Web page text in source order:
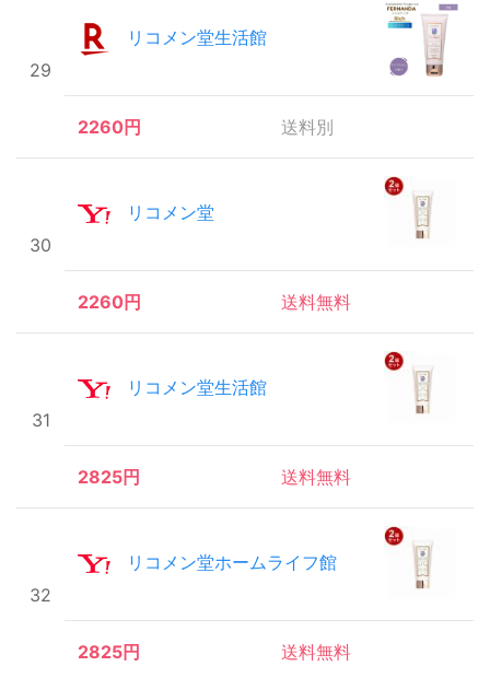
29
リコメン堂生活館
2260円 送料別
30
リコメン堂
2260円 送料無料
31
リコメン堂生活館
2825円 送料無料
32
リコメン堂ホームライフ館
2825円 送料無料